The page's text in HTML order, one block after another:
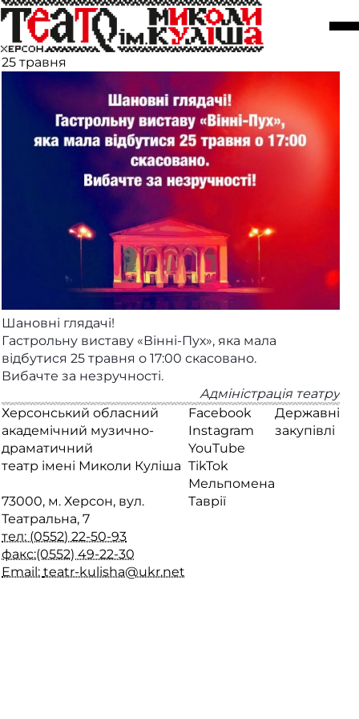
Увага! Гастрольну виставу "Вінні-
Пух" скасовано!
25 травня
Шановні глядачі!
Гастрольну виставу «Вінні-Пух», яка мала
відбутися 25 травня о 17:00 скасовано.
Вибачте за незручності.
Адміністрація театру
Херсонський обласний
академічний музично-
драматичний
театр імені Миколи Куліша
73000, м. Херсон, вул.
Театральна, 7
тел: (0552) 22-50-93
факс:(0552) 49-22-30
Email: teatr-kulisha@ukr.net
Facebook
Instagram
YouTube
TikTok
Мельпомена
Таврії
Державні
закупівлі